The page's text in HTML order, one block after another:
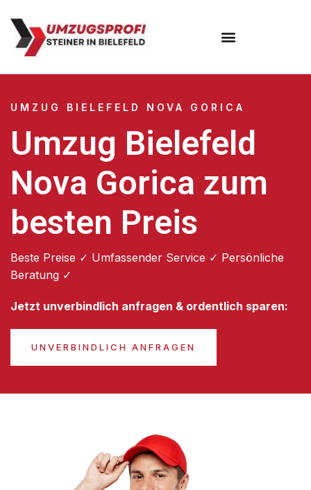
UMZUG BIELEFELD NOVA GORICA
Umzug Bielefeld
Nova Gorica zum
besten Preis
Beste Preise ✓ Umfassender Service ✓ Persönliche
Beratung ✓
Jetzt unverbindlich anfragen & ordentlich sparen:
UNVERBINDLICH ANFRAGEN